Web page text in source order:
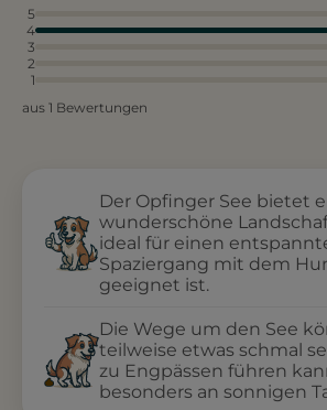
5
4
3
2
1
aus 1 Bewertungen
Der Opfinger See bietet
wunderschöne
ideal für einen
Spaziergang mit dem
geeignet ist.
Die Wege um den See
teilweise etwas schmal
zu Engpässen führen
besonders an sonnigen